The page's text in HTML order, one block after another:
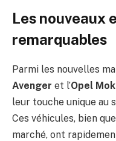
Les nouveaux
remarquables
Parmi les nouvelles
Avenger et l’Opel
leur touche unique au
Ces véhicules, bien
marché, ont